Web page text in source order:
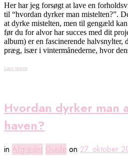
Her har jeg forsøgt at lave en
til “hvordan dyrker man mistelten?”.
at dyrke mistelten, men til gengæld
før du for alvor har succes med dit
album) er en fascinerende halvsnylter,
præg, især i vintermånederne, hvor
Læs mere
Hvordan dyrker man
haven?
in Afgrøder Guide on 27. oktober